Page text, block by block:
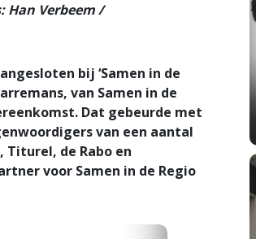
Han Verbeem /
bij ‘Samen in de
van Samen in de
Dat gebeurde met
van een aantal
de Rabo en
voor Samen in de Regio